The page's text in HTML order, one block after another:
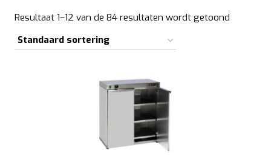
Resultaat 1–12 van de 84 resultaten wordt getoond